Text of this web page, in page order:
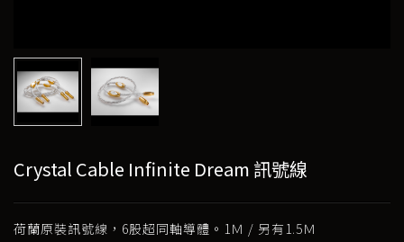
Crystal Cable Infinite Dream 訊號線
荷蘭原裝訊號線，6股超同軸導體。1Ｍ / 另有1.5Ｍ